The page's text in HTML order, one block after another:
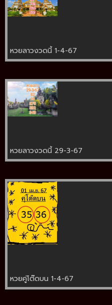
หวยลาวงวดนี้ 1-4-67
หวยลาวงวดนี้ 29-3-67
หวยคู่โต๊ดบน 1-4-67